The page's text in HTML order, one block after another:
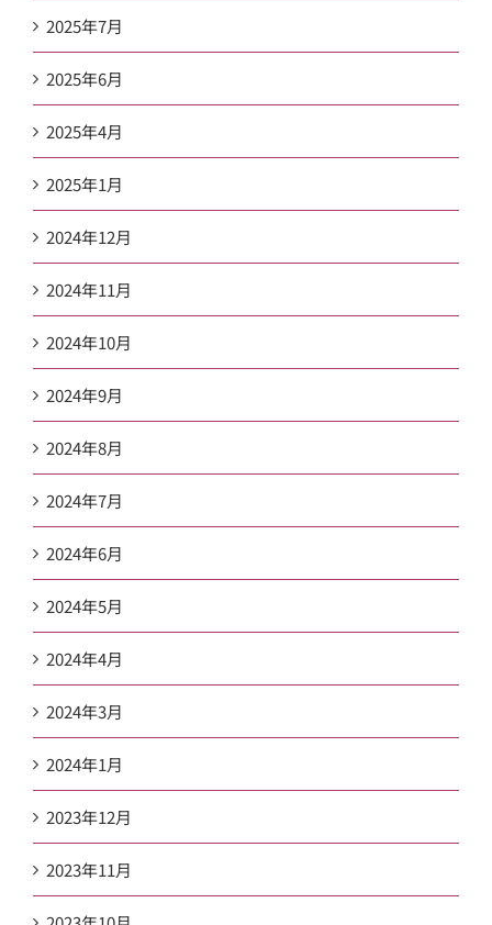
2025年7月
2025年6月
2025年4月
2025年1月
2024年12月
2024年11月
2024年10月
2024年9月
2024年8月
2024年7月
2024年6月
2024年5月
2024年4月
2024年3月
2024年1月
2023年12月
2023年11月